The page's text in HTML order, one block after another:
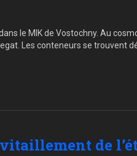
le MIK de Vostochny. Au
Les conteneurs se trouvent
de